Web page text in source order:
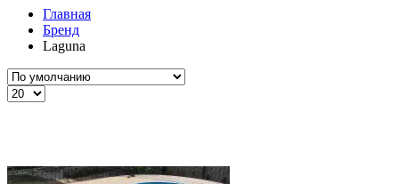
Главная
Бренд
Laguna